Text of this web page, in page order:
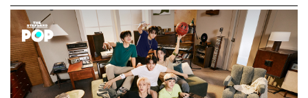
ด้านการแสดง พัคโบกอมเริ่มเดบิวต์เป็นนักแสดงสมทบใน